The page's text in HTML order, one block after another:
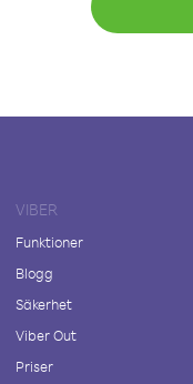
VIBER
Funktioner
Blogg
Säkerhet
Viber Out
Priser